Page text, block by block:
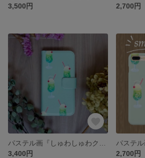
3,500円
2,700円
3,400円
2,700円